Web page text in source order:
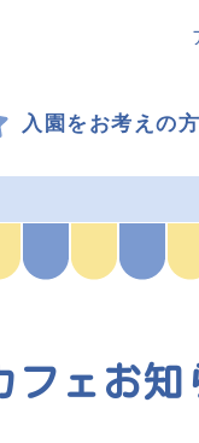
入園をお考えの
フェお知